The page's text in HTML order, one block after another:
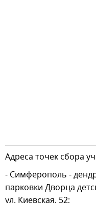
Адреса точек сбора
- Симферополь -
парковки Дворца